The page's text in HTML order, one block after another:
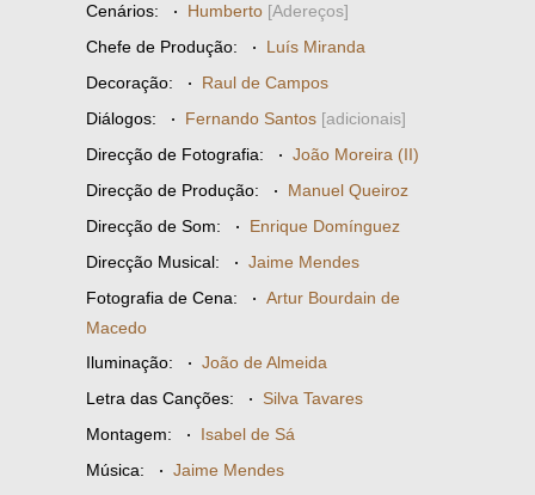
Cenários: · Humberto [Adereços]
Chefe de Produção: · Luís Miranda
Decoração: · Raul de Campos
Diálogos: · Fernando Santos [adicionais]
Direcção de Fotografia: · João Moreira (II)
Direcção de Produção: · Manuel Queiroz
Direcção de Som: · Enrique Domínguez
Direcção Musical: · Jaime Mendes
Fotografia de Cena: · Artur Bourdain de
Macedo
Iluminação: · João de Almeida
Letra das Canções: · Silva Tavares
Montagem: · Isabel de Sá
Música: · Jaime Mendes